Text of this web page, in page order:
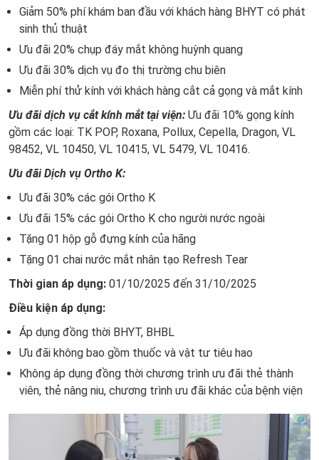
Giảm 50% phí khám ban đầu với khách hàng BHYT có phát
sinh thủ thuật
Ưu đãi 20% chụp đáy mắt không huỳnh quang
Ưu đãi 30% dịch vụ đo thị trường chu biên
Miễn phí thử kính với khách hàng cắt cả gọng và mắt kính
Ưu đãi dịch vụ cắt kính mắt tại viện: Ưu đãi 10% gọng kính
gồm các loại: TK POP, Roxana, Pollux, Cepella, Dragon, VL
98452, VL 10450, VL 10415, VL 5479, VL 10416.
Ưu đãi Dịch vụ Ortho K:
Ưu đãi 30% các gói Ortho K
Ưu đãi 15% các gói Ortho K cho người nước ngoài
Tặng 01 hộp gỗ đựng kính của hãng
Tặng 01 chai nước mắt nhân tạo Refresh Tear
Thời gian áp dụng: 01/10/2025 đến 31/10/2025
Điều kiện áp dụng:
Áp dụng đồng thời BHYT, BHBL
Ưu đãi không bao gồm thuốc và vật tư tiêu hao
Không áp dụng đồng thời chương trình ưu đãi thẻ thành
viên, thẻ nâng niu, chương trình ưu đãi khác của bệnh viện